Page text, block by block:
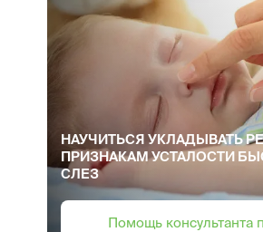
НАУЧИТЬСЯ УКЛАДЫВАТЬ
ПРИЗНАКАМ УСТАЛОСТИ
СЛЕЗ
Помощь консультанта